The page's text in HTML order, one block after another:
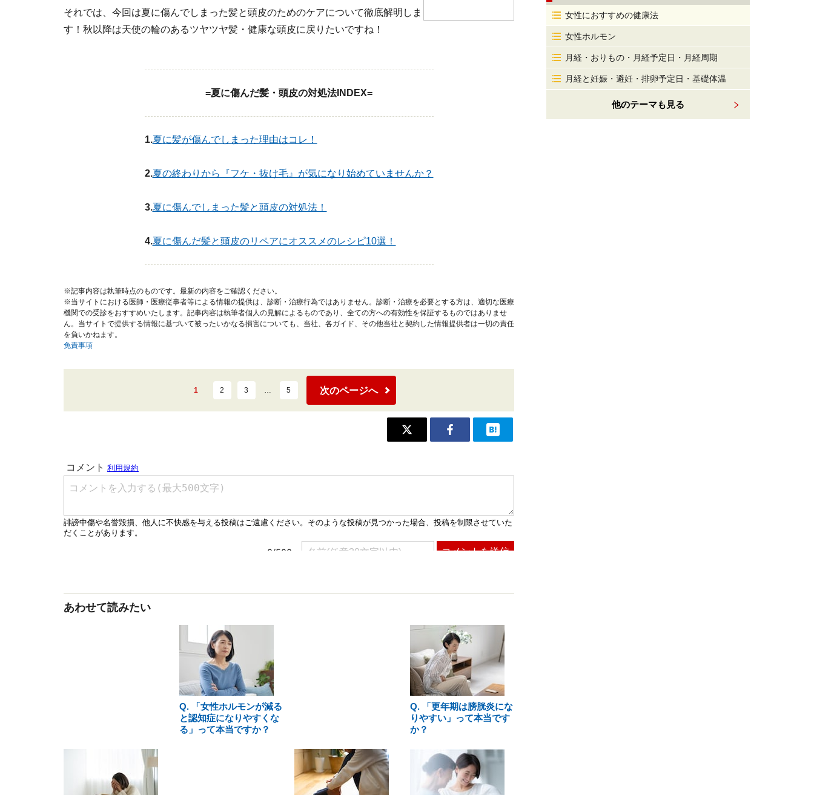
それでは、今回は夏に傷んでしまった髪と頭皮のためのケアについて徹底解明しま
す！秋以降は天使の輪のあるツヤツヤ髪・健康な頭皮に戻りたいですね！
=夏に傷んだ髪・頭皮の対処法INDEX=
1.夏に髪が傷んでしまった理由はコレ！
2.夏の終わりから『フケ・抜け毛』が気になり始めていませんか？
3.夏に傷んでしまった髪と頭皮の対処法！
4.夏に傷んだ髪と頭皮のリペアにオススメのレシピ10選！
※記事内容は執筆時点のものです。最新の内容をご確認ください。
※当サイトにおける医師・医療従事者等による情報の提供は、診断・治療行為ではありません。診断・治療を必要とする方は、適切な医療
機関での受診をおすすめいたします。記事内容は執筆者個人の見解によるものであり、全ての方への有効性を保証するものではありませ
ん。当サイトで提供する情報に基づいて被ったいかなる損害についても、当社、各ガイド、その他当社と契約した情報提供者は一切の責任
を負いかねます。
免責事項
1 2 3 … 5 次のページへ
あわせて読みたい
Q. 「女性ホルモンが減る
と認知症になりやすくな
る」って本当ですか？
Q. 「更年期は膀胱炎にな
りやすい」って本当です
か？
女性におすすめの健康法
女性ホルモン
月経・おりもの・月経予定日・月経周期
月経と妊娠・避妊・排卵予定日・基礎体温
他のテーマも見る